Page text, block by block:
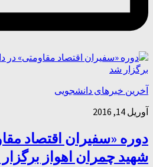
آخرین خبرهای دانشجویی
آوریل 14, 2016
دوره «سفیران اقتصاد
شهید چمران اهواز